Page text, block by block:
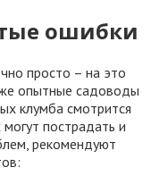
ошибки
просто – на это
опытные садоводы
клумба смотрится
пострадать и
рекомендуют